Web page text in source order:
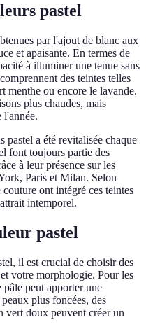
pastel
par l'ajout de blanc aux
et apaisante. En termes de
à illuminer une tenue sans
des teintes telles
menthe ou encore le lavande.
plus chaudes, mais
l'année.
pastel a été revitalisée chaque
font toujours partie des
à leur présence sur les
Paris et Milan. Selon
ont intégré ces teintes
intemporel.
pastel
il est crucial de choisir des
votre morphologie. Pour les
peut apporter une
plus foncées, des
vert doux peuvent créer un